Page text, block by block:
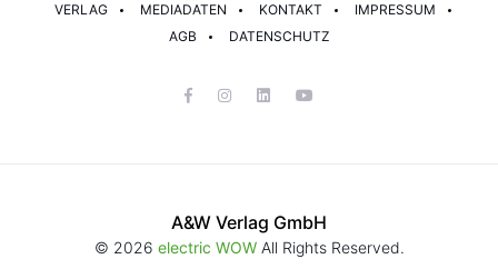
VERLAG MEDIADATEN KONTAKT
IMPRESSUM
AGB
DATENSCHUTZ
A&W Verlag GmbH
© 2026 electric WOWAll Rights Reserved.